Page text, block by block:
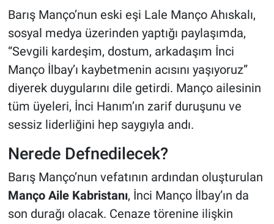
Barış Manço’nun eski eşi Lale Manço Ahıskalı,
sosyal medya üzerinden yaptığı paylaşımda,
“Sevgili kardeşim, dostum, arkadaşım İnci
Manço İlbay’ı kaybetmenin acısını yaşıyoruz”
diyerek duygularını dile getirdi. Manço ailesinin
tüm üyeleri, İnci Hanım’ın zarif duruşunu ve
sessiz liderliğini hep saygıyla andı.
Nerede Defnedilecek?
Barış Manço’nun vefatının ardından oluşturulan
Manço Aile Kabristanı, İnci Manço İlbay’ın da
son durağı olacak. Cenaze törenine ilişkin